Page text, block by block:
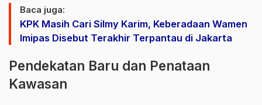
Baca juga:
KPK Masih Cari Silmy Karim, Keberadaan Wamen
Imipas Disebut Terakhir Terpantau di Jakarta
Pendekatan Baru dan Penataan
Kawasan